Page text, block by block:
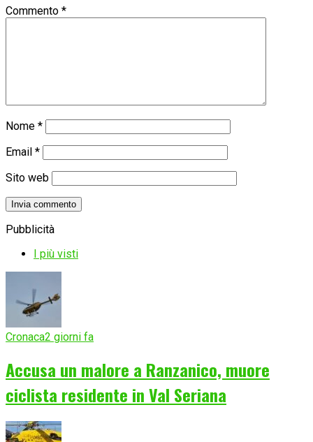
Commento *
Nome *
Email *
Sito web
Pubblicità
I più visti
Cronaca2 giorni fa
Accusa un malore a Ranzanico, muore
ciclista residente in Val Seriana